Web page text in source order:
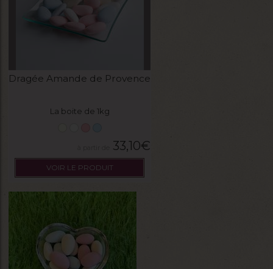
Dragée Amande de Provence
La boite de 1kg
33,10€
VOIR LE PRODUIT